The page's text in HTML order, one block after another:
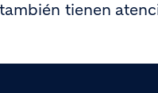
tienen